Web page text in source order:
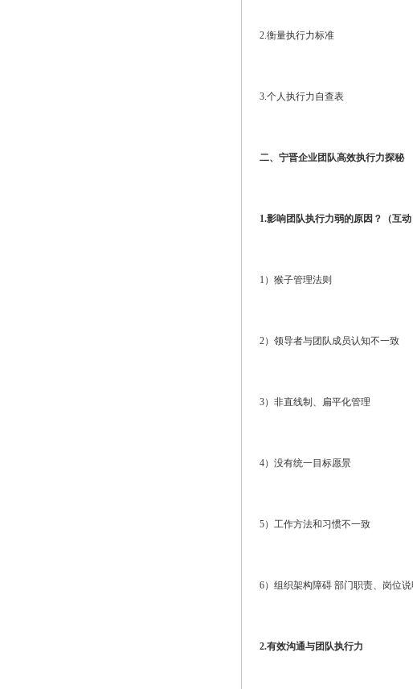
2.衡量执行力标准
3.个人执行力自查表
二、宁晋企业团队高效执行力探秘
1.影响团队执行力弱的原因？（互动
1）猴子管理法则
2）领导者与团队成员认知不一致
3）非直线制、扁平化管理
4）没有统一目标愿景
5）工作方法和习惯不一致
6）组织架构障碍 部门职责、岗位
2.有效沟通与团队执行力